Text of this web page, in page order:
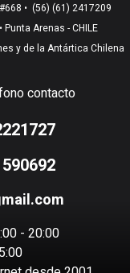
• (56) (61) 2417209
• Punta Arenas - CHILE
y de la Antártica Chilena
contacto
- 20:00